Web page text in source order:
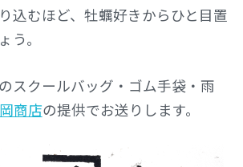
込むほど、牡蠣好きからひと目置
う。
スクールバッグ・ゴム手袋・雨
商店の提供でお送りします。